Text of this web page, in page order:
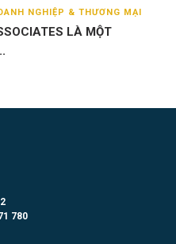
NGHIỆP & THƯƠNG MẠI
LÀ MỘT
780